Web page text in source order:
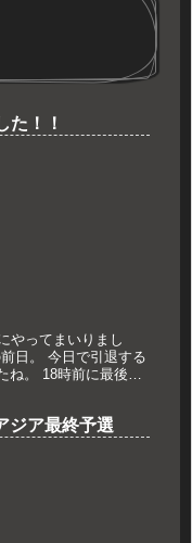
た！！
やってまいりまし
日。 今日で引退する
ね。 18時前に最後の
ジア最終予選